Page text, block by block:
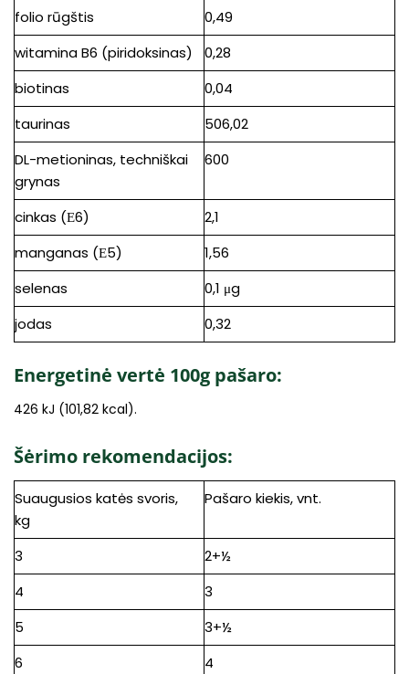
folio rūgštis
0,49
witamina B6 (piridoksinas)
0,28
biotinas
0,04
taurinas
506,02
DL-metioninas, techniškai
grynas
600
cinkas (Е6)
2,1
manganas (Е5)
1,56
selenas
0,1 μg
jodas
0,32
Energetinė vertė 100g pašaro:
426 kJ (101,82 kcal).
Šėrimo rekomendacijos:
Suaugusios katės svoris,
kg
Pašaro kiekis, vnt.
3
2+½
4
3
5
3+½
6
4